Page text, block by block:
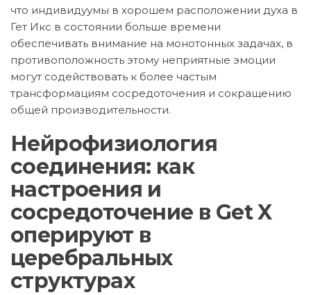
что индивидуумы в хорошем расположении духа в
Гет Икс в состоянии больше времени
обеспечивать внимание на монотонных задачах, в
противоположность этому неприятные эмоции
могут содействовать к более частым
трансформациям сосредоточения и сокращению
общей производительности.
Нейрофизиология
соединения: как
настроения и
сосредоточение в Get X
оперируют в
церебральных
структурах